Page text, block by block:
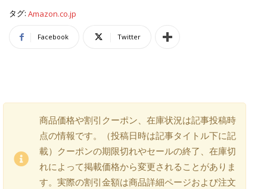
タグ: Amazon.co.jp
Facebook Twitter
商品価格や割引クーポン、在庫状況は記事投稿時
点の情報です。（投稿日時は記事タイトル下に記
載）クーポンの期限切れやセールの終了、在庫切
れによって掲載価格から変更されることがありま
す。実際の割引金額は商品詳細ページおよび注文